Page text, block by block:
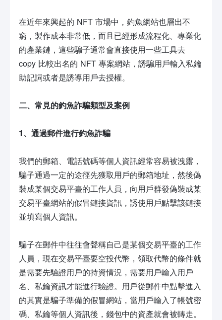
在近年來興起的 NFT 市場中，釣魚網站也層出不
窮，製作成本非常低，而且已經形成流程化、專業化
的產業鏈，這些騙子通常會直接使用一些工具去
copy 比較出名的 NFT 專案網站，誘騙用戶輸入私鑰
助記詞或者是誘導用戶去授權。
二、常見的釣魚詐騙類型及案例
1、通過郵件進行釣魚詐騙
我們的郵箱、電話號碼等個人資訊經常容易被洩露，
騙子通過一定的途徑先獲取用戶的郵箱地址，然後偽
裝成某個交易平臺的工作人員，向用戶群發偽裝成某
交易平臺網站的假冒鏈接資訊，誘使用戶點擊該鏈接
並填寫個人資訊。
騙子在郵件中往往會聲稱自己是某個交易平臺的工作
人員，現在交易平臺要空投代幣，領取代幣的條件就
是需要先驗證用戶的持資情況，需要用戶輸入用戶
名、私鑰資訊才能進行驗證。用戶從郵件中點擊進入
的其實是騙子準備的假冒網站，當用戶輸入了帳號密
碼、私鑰等個人資訊後，錢包中的資產就會被轉走。